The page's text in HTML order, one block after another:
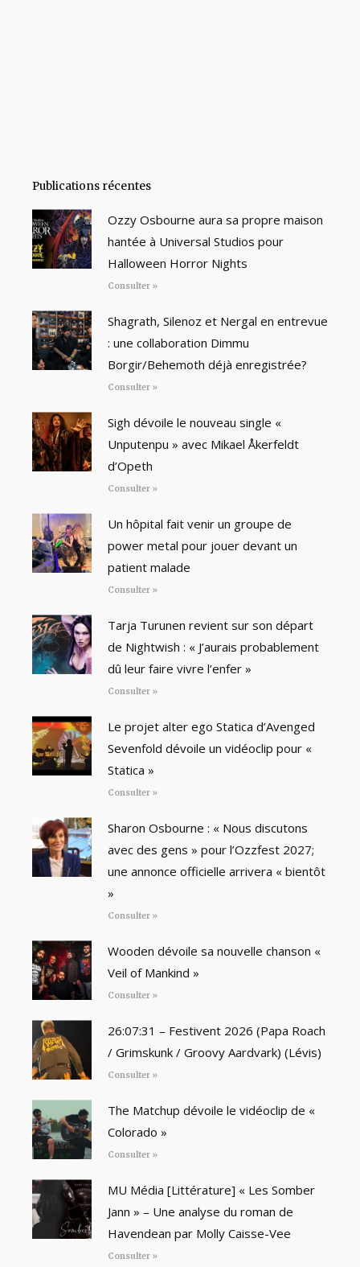
Publications récentes
Ozzy Osbourne aura sa propre maison
hantée à Universal Studios pour
Halloween Horror Nights
Consulter »
Shagrath, Silenoz et Nergal en entrevue
: une collaboration Dimmu
Borgir/Behemoth déjà enregistrée?
Consulter »
Sigh dévoile le nouveau single «
Unputenpu » avec Mikael Åkerfeldt
d’Opeth
Consulter »
Un hôpital fait venir un groupe de
power metal pour jouer devant un
patient malade
Consulter »
Tarja Turunen revient sur son départ
de Nightwish : « J’aurais probablement
dû leur faire vivre l’enfer »
Consulter »
Le projet alter ego Statica d’Avenged
Sevenfold dévoile un vidéoclip pour «
Statica »
Consulter »
Sharon Osbourne : « Nous discutons
avec des gens » pour l’Ozzfest 2027;
une annonce officielle arrivera « bientôt
»
Consulter »
Wooden dévoile sa nouvelle chanson «
Veil of Mankind »
Consulter »
26:07:31 – Festivent 2026 (Papa Roach
/ Grimskunk / Groovy Aardvark) (Lévis)
Consulter »
The Matchup dévoile le vidéoclip de «
Colorado »
Consulter »
MU Média [Littérature] « Les Somber
Jann » – Une analyse du roman de
Havendean par Molly Caisse-Vee
Consulter »